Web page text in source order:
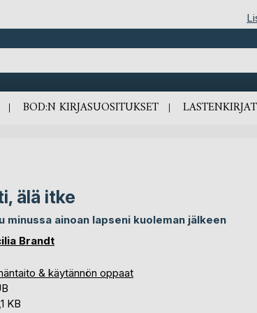
BOD:N KIRJASUOSITUKSET LASTENKIRJAT
älä itke
minussa ainoan lapseni kuoleman jälkeen
Brandt
& käytännön oppaat
KB